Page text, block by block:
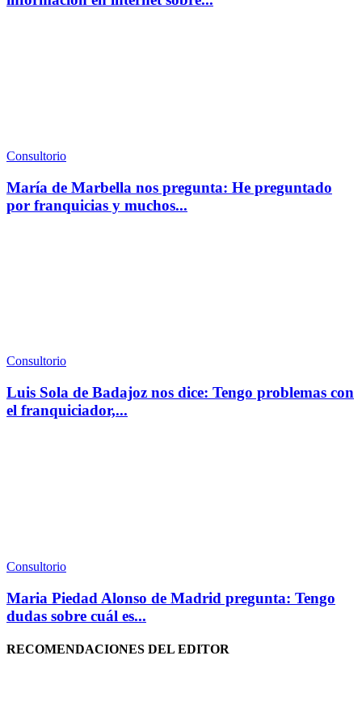
Consultorio
María de Marbella nos pregunta: He preguntado
por franquicias y muchos...
Consultorio
Luis Sola de Badajoz nos dice: Tengo problemas con
el franquiciador,...
Consultorio
Maria Piedad Alonso de Madrid pregunta: Tengo
dudas sobre cuál es...
RECOMENDACIONES DEL EDITOR